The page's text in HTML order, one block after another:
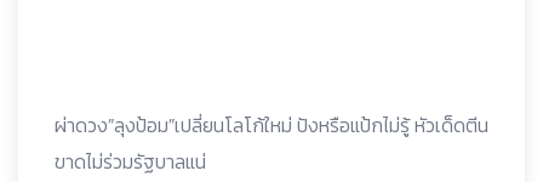
ผ่าดวง”ลุงป้อม”เปลี่ยนโลโก้ใหม่ ปังหรือแป้กไม่รู้ หัวเด็ดตีน
ขาดไม่ร่วมรัฐบาลแน่